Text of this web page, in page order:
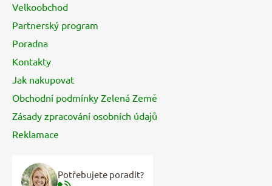
Velkoobchod
Partnerský program
Poradna
Kontakty
Jak nakupovat
Obchodní podmínky Zelená Země
Zásady zpracování osobních údajů
Reklamace
Potřebujete poradit?